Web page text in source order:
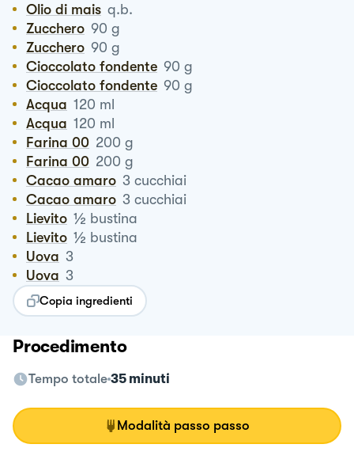
Olio di mais q.b.
Zucchero 90 g
Zucchero 90 g
Cioccolato fondente 90 g
Cioccolato fondente 90 g
Acqua 120 ml
Acqua 120 ml
Farina 00 200 g
Farina 00 200 g
Cacao amaro 3 cucchiai
Cacao amaro 3 cucchiai
Lievito ½ bustina
Lievito ½ bustina
Uova 3
Uova 3
Copia ingredienti
Procedimento
Tempo totale 35 minuti
Modalità passo passo